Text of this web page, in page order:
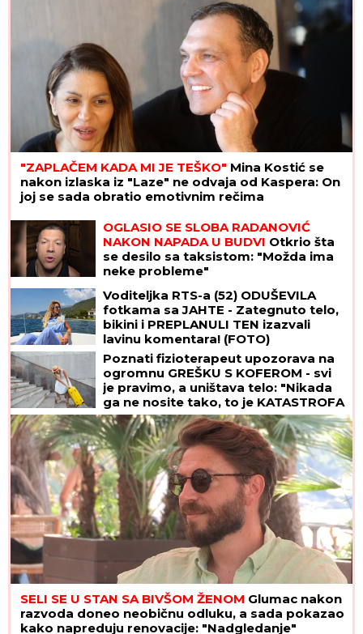
"ZAPLAČEM KADA MI JE TEŠKO" Mina Kostić se
nakon izlaska iz "Laze" ne odvaja od Kaspera: On
joj se sada obratio emotivnim rečima
OGLASIO SE SLOBA RADANOVIĆ
NAKON NAPADA U BUDVI Otkrio šta
se desilo sa taksistom: "Možda ima
neke probleme"
Voditeljka RTS-a (52) ODUŠEVILA
fotkama sa JAHTE - Zategnuto telo,
bikini i PREPLANULI TEN izazvali
lavinu komentara! (FOTO)
Poznati fizioterapeut upozorava na
ogromnu GREŠKU S KOFEROM - svi
je pravimo, a uništava telo: "Nikada
ga ne nosite tako, to je KATASTROFA
ZA KIČMU!"
SELI SE U STAN SA BIVŠOM ŽENOM Glumac nakon
razvoda doneo neobičnu odluku, a sada pokazao
kako napreduju renovacije: "Nadgledanje"